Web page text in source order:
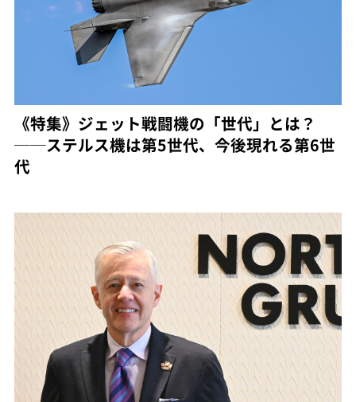
《特集》ジェット戦闘機の「世代」とは？
──ステルス機は第5世代、今後現れる第6世
代